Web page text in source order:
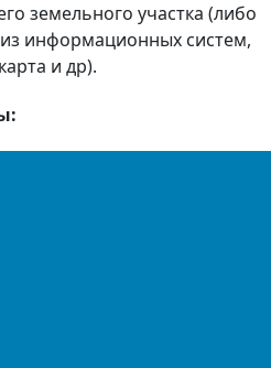
земельного участка (либо
информационных систем,
и др).